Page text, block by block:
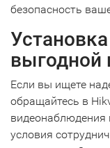
безопасность
выгодной
Если вы ищете
обращайтесь в
видеонаблюдения
условия